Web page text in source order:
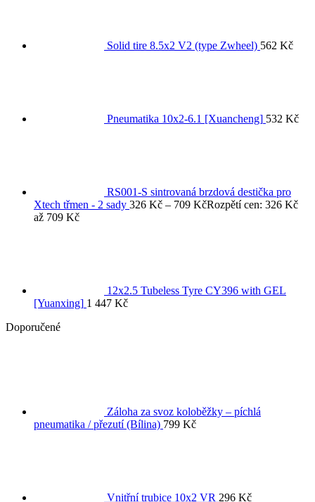
Solid tire 8.5x2 V2 (type Zwheel) 562 Kč
Pneumatika 10x2-6.1 [Xuancheng] 532 Kč
RS001-S sintrovaná brzdová destička pro
Xtech třmen - 2 sady 326 Kč – 709 KčRozpětí cen: 326 Kč
až 709 Kč
12x2.5 Tubeless Tyre CY396 with GEL
[Yuanxing] 1 447 Kč
Doporučené
Záloha za svoz koloběžky – píchlá
pneumatika / přezutí (Bílina) 799 Kč
Vnitřní trubice 10x2 VR 296 Kč